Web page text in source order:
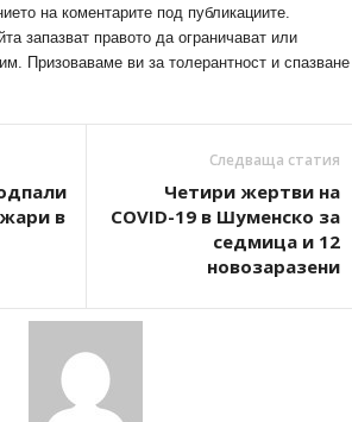
на коментарите под публикациите.
запазват правото да ограничават или
Призоваваме ви за толерантност и спазване
в
Следваща статия
Четири жертви на
COVID-19 в Шуменско за
седмица и 12
новозаразени